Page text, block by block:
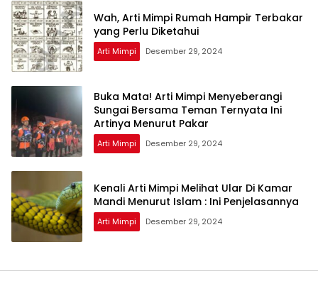
Wah, Arti Mimpi Rumah Hampir Terbakar
yang Perlu Diketahui
Arti Mimpi Desember 29, 2024
Buka Mata! Arti Mimpi Menyeberangi
Sungai Bersama Teman Ternyata Ini
Artinya Menurut Pakar
Arti Mimpi Desember 29, 2024
Kenali Arti Mimpi Melihat Ular Di Kamar
Mandi Menurut Islam : Ini Penjelasannya
Arti Mimpi Desember 29, 2024